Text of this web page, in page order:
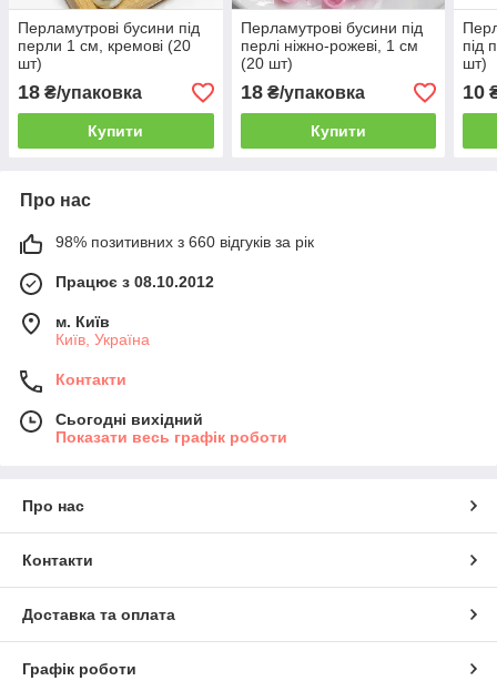
Перламутрові бусини під
перли 1 см, кремові (20
шт)
18 ₴/упаковка
Купити
Перламутрові бусини під
перлі ніжно-рожеві, 1 см
(20 шт)
18₴/упаковка
Купити
під
шт)
10
Про нас
98% позитивних з 660 відгуків за рік
Працює з 08.10.2012
м. Київ
Київ, Україна
Контакти
Сьогодні вихідний
Показати весь графік роботи
Про нас
Контакти
Доставка та оплата
Графік роботи